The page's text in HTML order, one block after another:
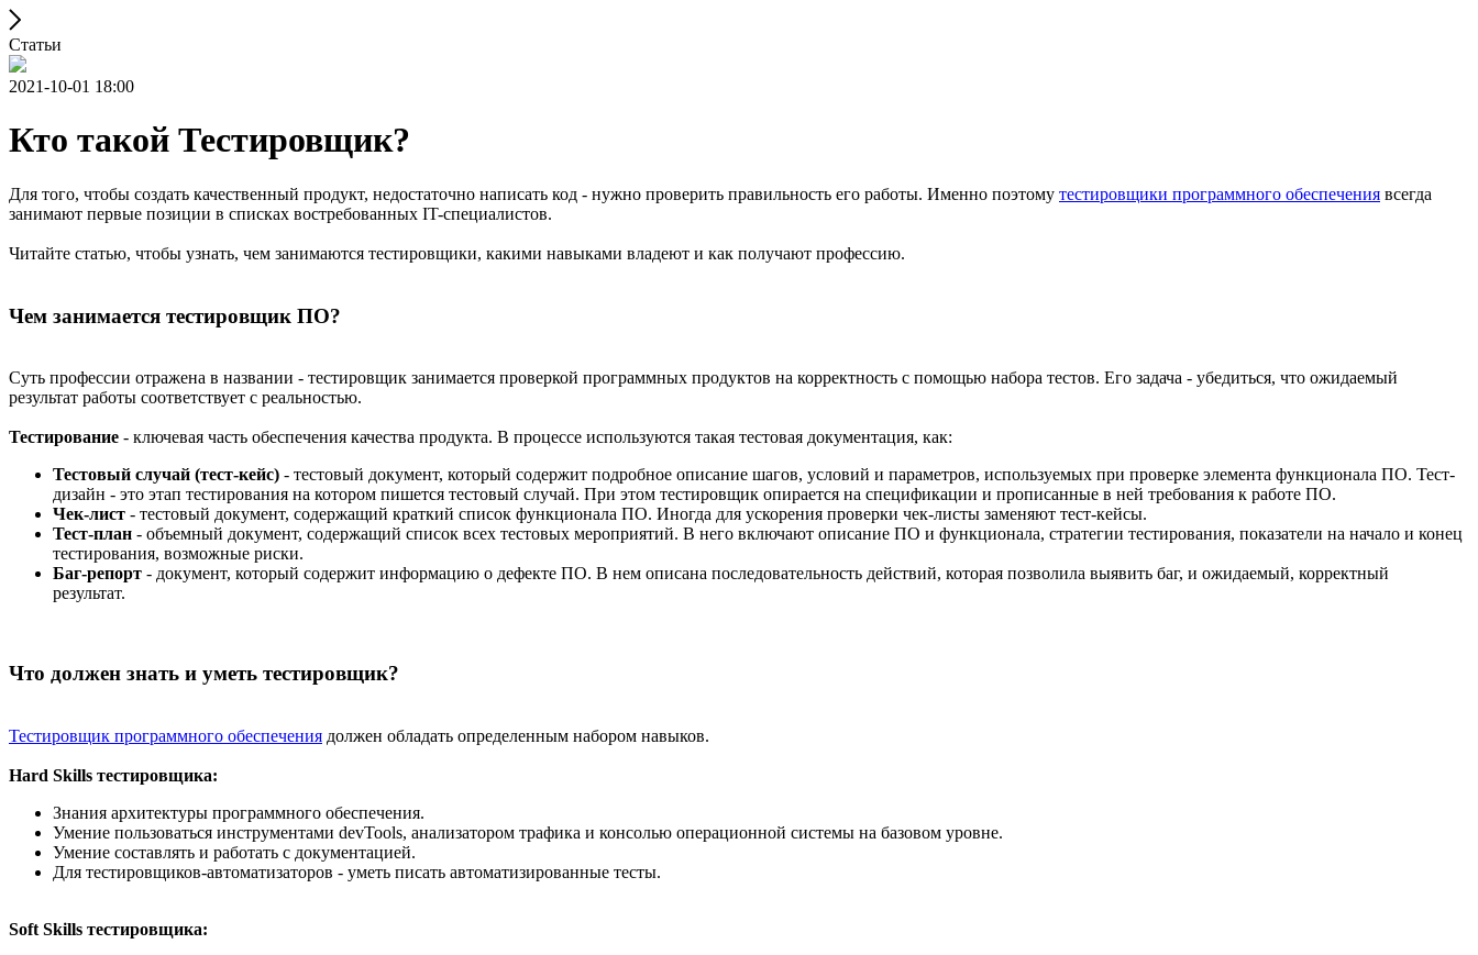
Статьи
2021-10-01 18:00
Кто такой Тестировщик?
Для того, чтобы создать качественный продукт, недостаточно написать код - нужно проверить правильность его работы. Именно поэтому тестировщики программного обеспечения всегда
занимают первые позиции в списках востребованных IT-специалистов.
Читайте статью, чтобы узнать, чем занимаются тестировщики, какими навыками владеют и как получают профессию.
Чем занимается тестировщик ПО?
Суть профессии отражена в названии - тестировщик занимается проверкой программных продуктов на корректность с помощью набора тестов. Его задача - убедиться, что ожидаемый
результат работы соответствует с реальностью.
Тестирование - ключевая часть обеспечения качества продукта. В процессе используются такая тестовая документация, как:
Тестовый случай (тест-кейс) - тестовый документ, который содержит подробное описание шагов, условий и параметров, используемых при проверке элемента функционала ПО. Тест-
дизайн - это этап тестирования на котором пишется тестовый случай. При этом тестировщик опирается на спецификации и прописанные в ней требования к работе ПО.
Чек-лист - тестовый документ, содержащий краткий список функционала ПО. Иногда для ускорения проверки чек-листы заменяют тест-кейсы.
Тест-план - объемный документ, содержащий список всех тестовых мероприятий. В него включают описание ПО и функционала, стратегии тестирования, показатели на начало и конец
тестирования, возможные риски.
Баг-репорт - документ, который содержит информацию о дефекте ПО. В нем описана последовательность действий, которая позволила выявить баг, и ожидаемый, корректный
результат.
Что должен знать и уметь тестировщик?
Тестировщик программного обеспечения должен обладать определенным набором навыков.
Hard Skills тестировщика:
Знания архитектуры программного обеспечения.
Умение пользоваться инструментами devTools, анализатором трафика и консолью операционной системы на базовом уровне.
Умение составлять и работать с документацией.
Для тестировщиков-автоматизаторов - уметь писать автоматизированные тесты.
Soft Skills тестировщика: